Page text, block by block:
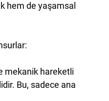
hem de yaşamsal
mekanik hareketli
Bu, sadece ana